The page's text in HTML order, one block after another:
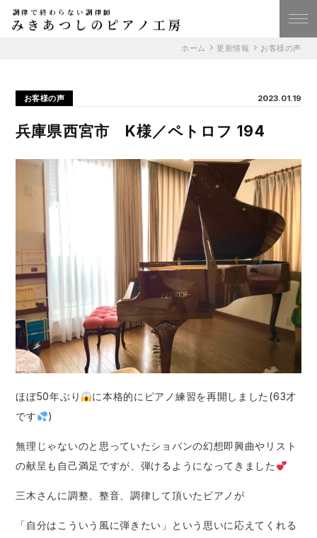
調律で終わらない調律師
みきあつしのピアノ工房
ホーム 更新情報 お客様の声
お客様の声 2023.01.19
兵庫県西宮市 K様／ペトロフ 194
ほぼ50年ぶり
に本格的にピアノ練習を再開しました(63才
です
)
無理じゃないのと思っていたショパンの幻想即興曲やリスト
の献呈も自己満足ですが、弾けるようになってきました
三木さんに調整、整音、調律して頂いたピアノが
「自分はこういう風に弾きたい」という思いに応えてくれる